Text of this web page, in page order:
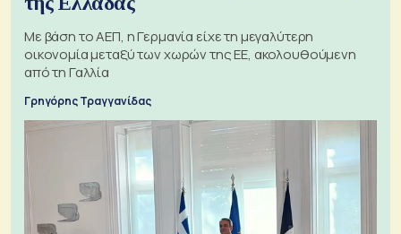
Με βάση το ΑΕΠ, η Γερμανία είχε τη μεγαλύτερη
οικονομία μεταξύ των χωρών της ΕΕ, ακολουθούμενη
από τη Γαλλία
Γρηγόρης Τραγγανίδας